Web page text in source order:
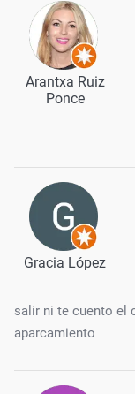
Arantxa Ruiz
Ponce
Gracia López
salir ni te cuento el
aparcamiento